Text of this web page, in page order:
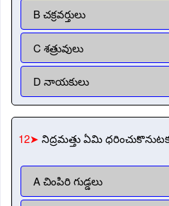
B చక్రవర్తులు
C శత్రువులు
D నాయకులు
12➤ నిద్రమత్తు ఏమి
A చింపిరి గుడ్డలు